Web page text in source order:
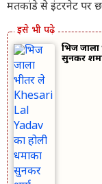
भिज
सुनकर